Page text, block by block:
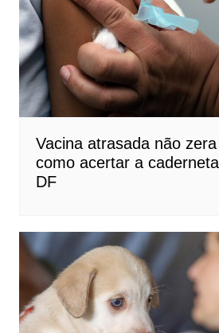
Vacina atrasada não
como acertar a
DF